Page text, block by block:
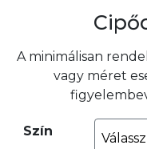
A minimálisan
vagy méret
Szín